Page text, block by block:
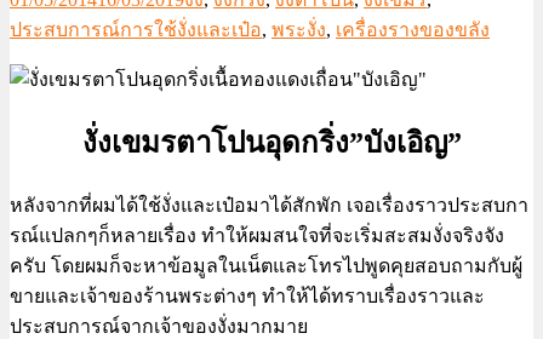
ประสบการณ์การใช้งั่งและเป๋อ, พระงั่ง, เครื่องรางของขลัง
งั่งเขมรตาโปนอุดกริ่ง”บังเอิญ”
หลังจากที่ผมได้ใช้งั่งและเป๋อมาได้สักพัก เจอเรื่องราวประสบกา
รณ์แปลกๆก็หลายเรื่อง ทำให้ผมสนใจที่จะเริ่มสะสมงั่งจริงจัง
ครับ โดยผมก็จะหาข้อมูลในเน็ตและโทรไปพูดคุยสอบถามกับผู้
ขายและเจ้าของร้านพระต่างๆ ทำให้ได้ทราบเรื่องราวและ
ประสบการณ์จากเจ้าของงั่งมากมาย